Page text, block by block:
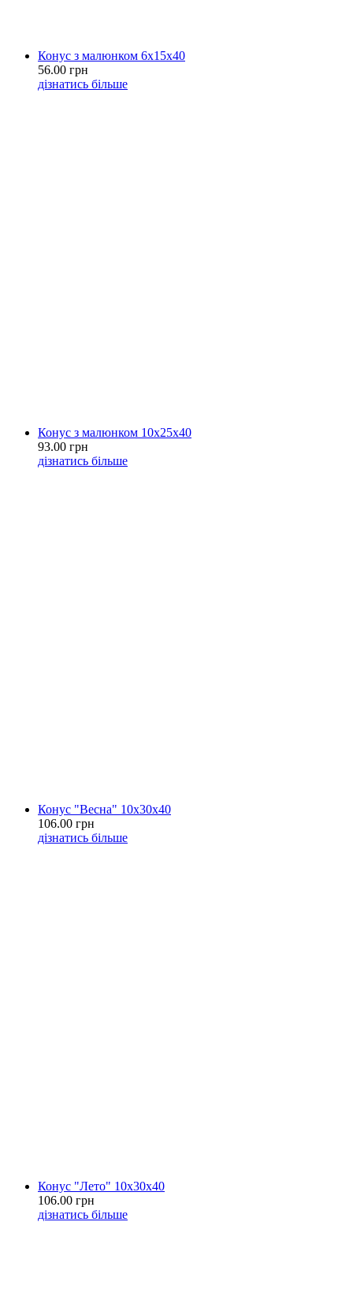
Конус з малюнком 6х15х40
56.00 грн
дізнатись більше
Конус з малюнком 10х25х40
93.00 грн
дізнатись більше
Конус "Весна" 10х30х40
106.00 грн
дізнатись більше
Конус "Лето" 10х30х40
106.00 грн
дізнатись більше